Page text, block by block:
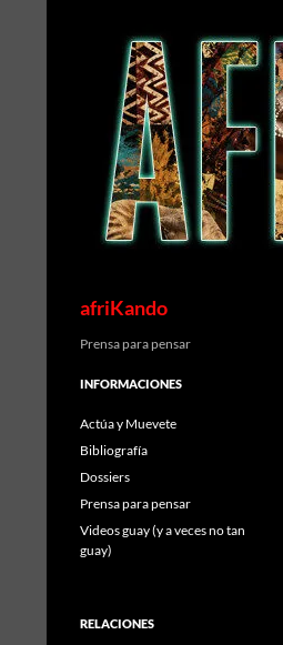
afriKando
Prensa para pensar
INFORMACIONES
Actúa y Muevete
Bibliografía
Dossiers
Prensa para pensar
Videos guay (y a veces no tan
guay)
RELACIONES